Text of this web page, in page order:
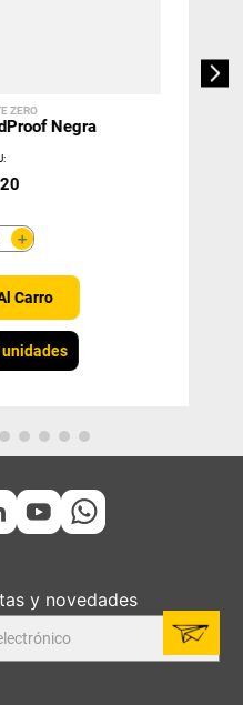
ZERO
Negra
:
＋
Carro
y novedades